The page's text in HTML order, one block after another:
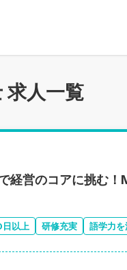
求人一覧
経営のコアに挑む
以上 研修充実 語学力を